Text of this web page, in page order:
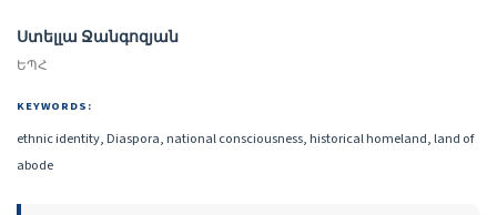
Authors
Ստելլա Ջանգոզյան
ԵՊՀ
KEYWORDS:
ethnic identity, Diaspora, national consciousness, historical homeland, land of
abode